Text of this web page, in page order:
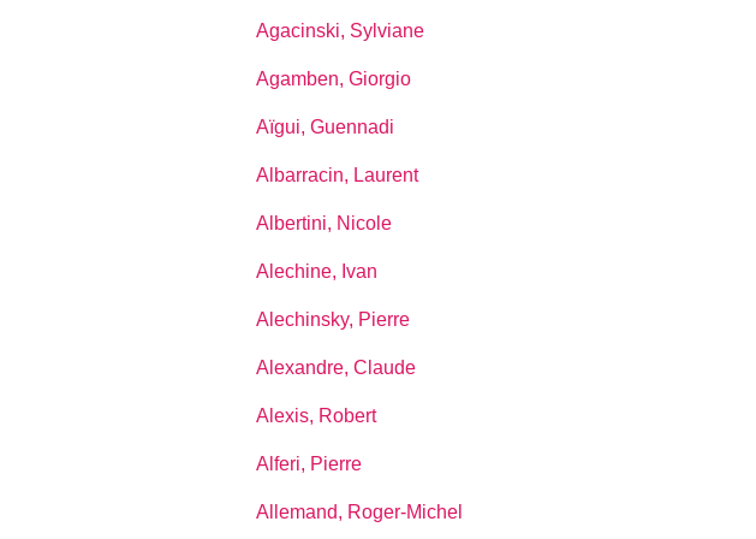
Agacinski, Sylviane
Agamben, Giorgio
Aïgui, Guennadi
Albarracin, Laurent
Albertini, Nicole
Alechine, Ivan
Alechinsky, Pierre
Alexandre, Claude
Alexis, Robert
Alferi, Pierre
Allemand, Roger-Michel